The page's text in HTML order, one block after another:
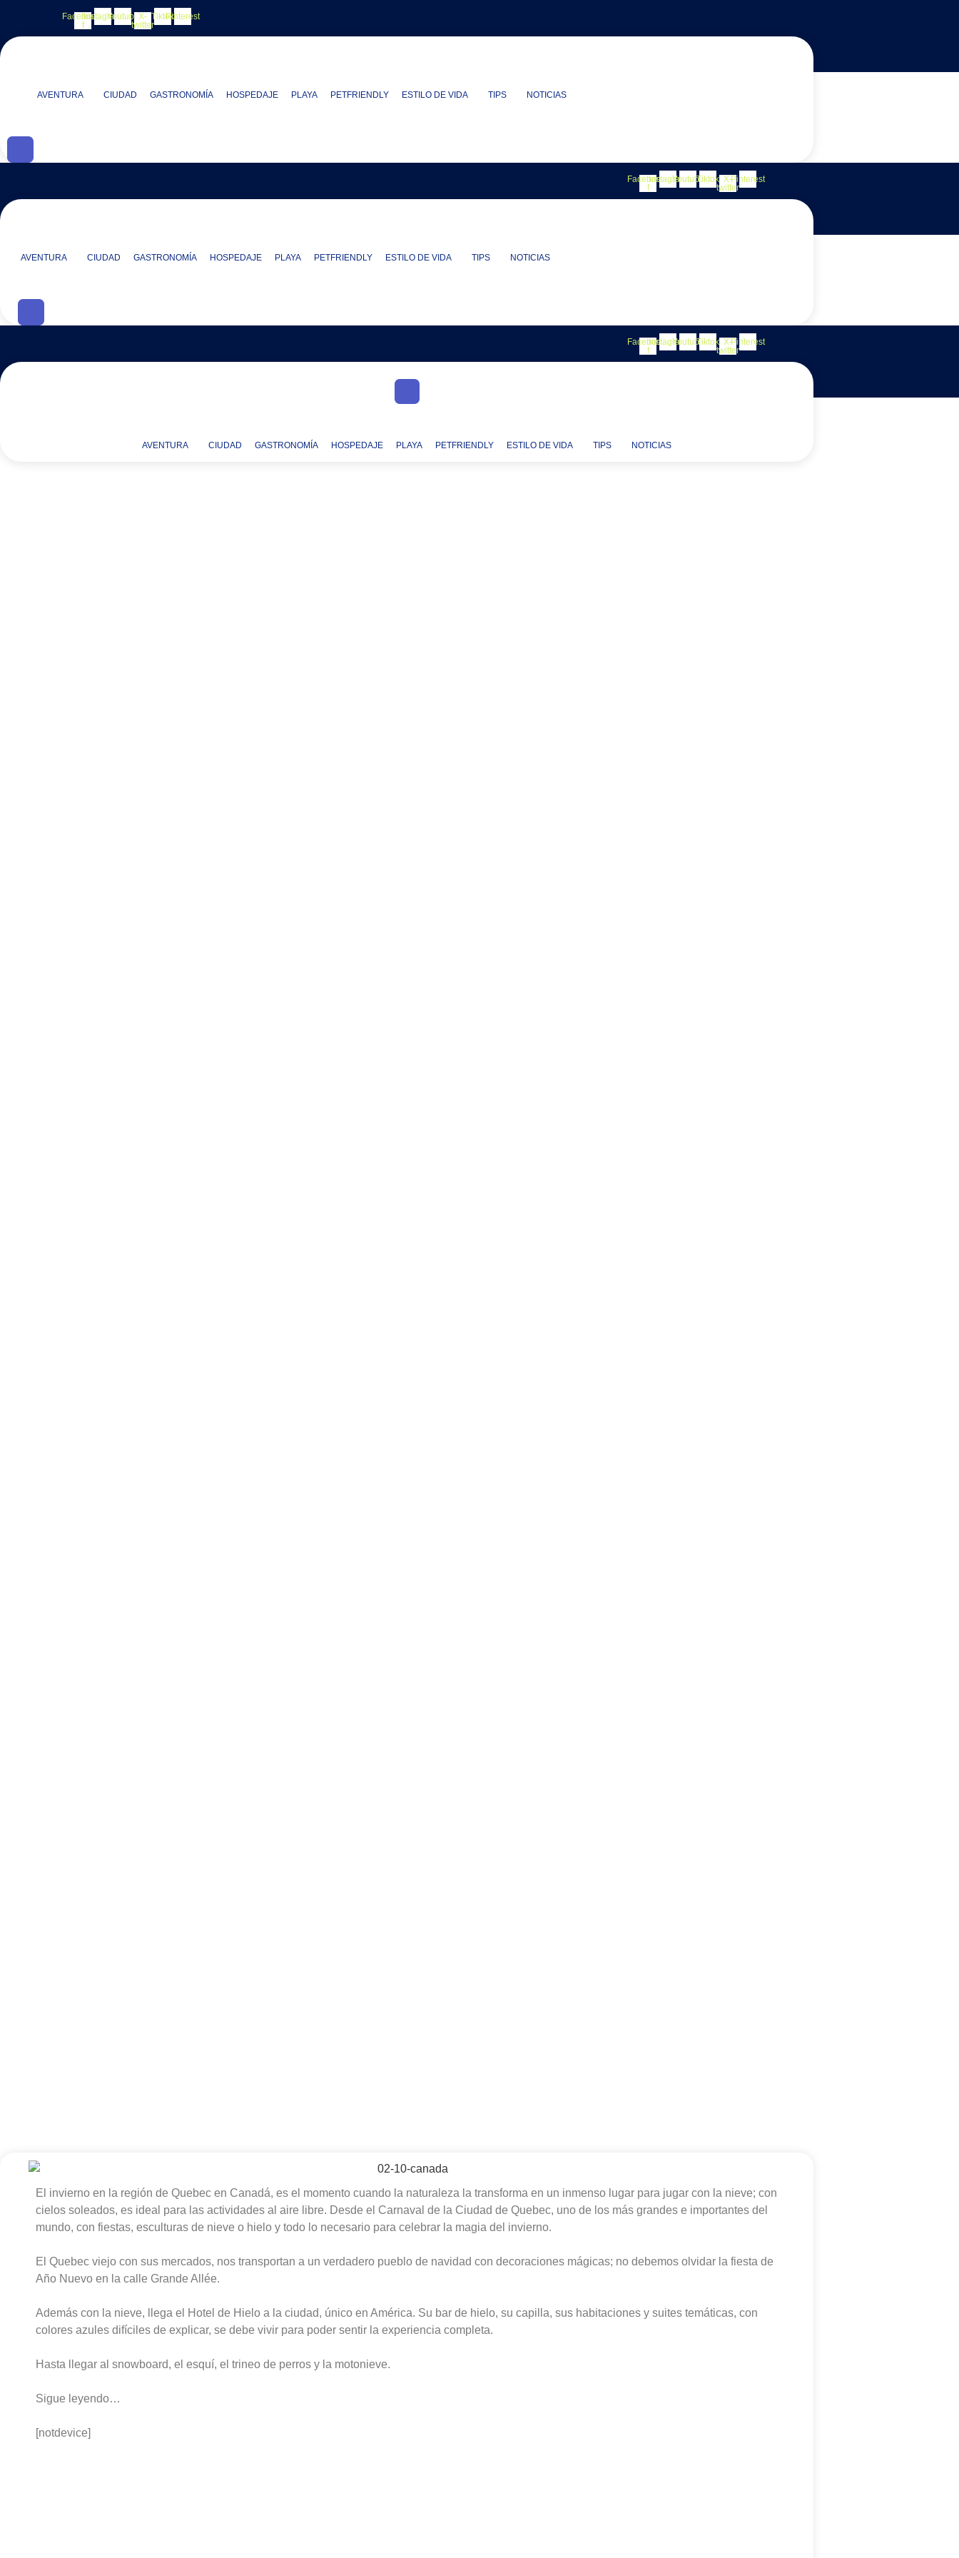
Facebook-
f
InstagramYoutubeX-
twitter
TiktokPinterest
AVENTURA CIUDAD GASTRONOMÍA HOSPEDAJE PLAYA PETFRIENDLY ESTILO DE VIDA TIPS NOTICIAS
Facebook-
f
InstagramYoutubeTiktok X-
twitter
Pinterest
AVENTURA CIUDAD GASTRONOMÍA HOSPEDAJE PLAYA PETFRIENDLY ESTILO DE VIDA TIPS NOTICIAS
Facebook-
f
InstagramYoutubeTiktok X-
twitter
Pinterest
AVENTURA CIUDAD GASTRONOMÍA HOSPEDAJE PLAYA PETFRIENDLY ESTILO DE VIDA TIPS NOTICIAS
El invierno en la región de Quebec en Canadá, es el momento cuando la naturaleza la transforma en un inmenso lugar para jugar con la nieve; con
cielos soleados, es ideal para las actividades al aire libre. Desde el Carnaval de la Ciudad de Quebec, uno de los más grandes e importantes del
mundo, con fiestas, esculturas de nieve o hielo y todo lo necesario para celebrar la magia del invierno.
El Quebec viejo con sus mercados, nos transportan a un verdadero pueblo de navidad con decoraciones mágicas; no debemos olvidar la fiesta de
Año Nuevo en la calle Grande Allée.
Además con la nieve, llega el Hotel de Hielo a la ciudad, único en América. Su bar de hielo, su capilla, sus habitaciones y suites temáticas, con
colores azules difíciles de explicar, se debe vivir para poder sentir la experiencia completa.
Hasta llegar al snowboard, el esquí, el trineo de perros y la motonieve.
Sigue leyendo…
[notdevice]